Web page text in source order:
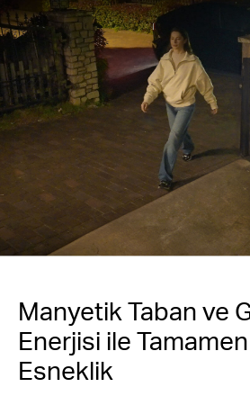
Manyetik Taban ve
Enerjisi ile
Esneklik